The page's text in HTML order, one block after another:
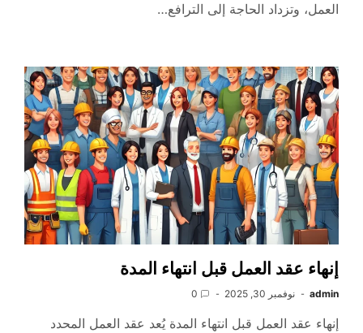
العمل، وتزداد الحاجة إلى الترافع…
إنهاء عقد العمل قبل انتهاء المدة
admin نوفمبر 30, 2025 0
إنهاء عقد العمل قبل انتهاء المدة يُعد عقد العمل المحدد